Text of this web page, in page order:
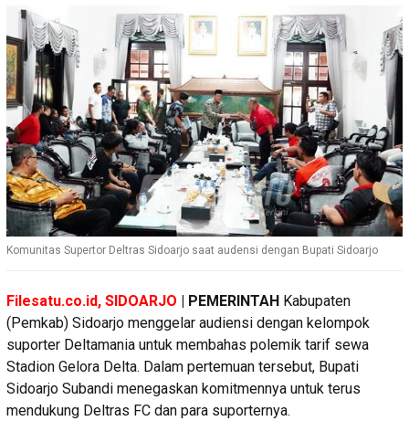
Komunitas Supertor Deltras Sidoarjo saat audensi dengan Bupati Sidoarjo
Filesatu.co.id, SIDOARJO | PEMERINTAH Kabupaten
(Pemkab) Sidoarjo menggelar audiensi dengan kelompok
suporter Deltamania untuk membahas polemik tarif sewa
Stadion Gelora Delta. Dalam pertemuan tersebut, Bupati
Sidoarjo Subandi menegaskan komitmennya untuk terus
mendukung Deltras FC dan para suporternya.